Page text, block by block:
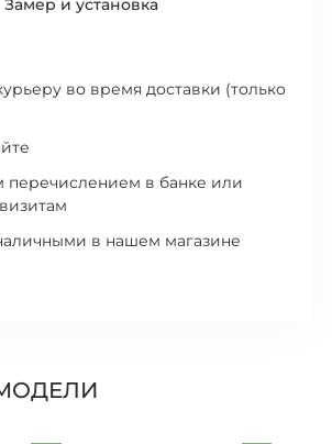
Замер и установка
во время доставки (только
перечислением в банке или
в нашем магазине